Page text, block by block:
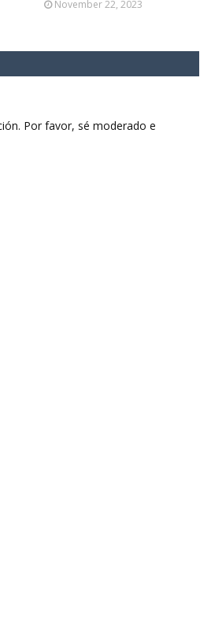
November 22, 2023
Por favor, sé moderado e